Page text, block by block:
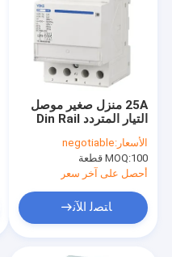
قواطع التيار المتردد المنزلية
قواطع دوائر صغيرة
صندوق DB كهربائي
محطات الأسلاك المعزولة
محطة غير معزولة
25A منزل صغير موصل
التيار المتردد Din Rail
الأسعار:negotiable
MOQ:100 قطعة
أحصل على آخر سعر
ﺎﺘﺼﻟ ﺍﻶﻧ